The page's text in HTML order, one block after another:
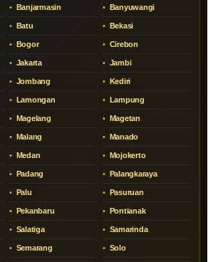
Banjarmasin Banyuwangi
Batu Bekasi
Bogor Cirebon
Jakarta Jambi
Jombang Kediri
Lamongan Lampung
Magelang Magetan
Malang Manado
Medan Mojokerto
Padang Palangkaraya
Palu Pasuruan
Pekanbaru Pontianak
Salatiga Samarinda
Semarang Solo